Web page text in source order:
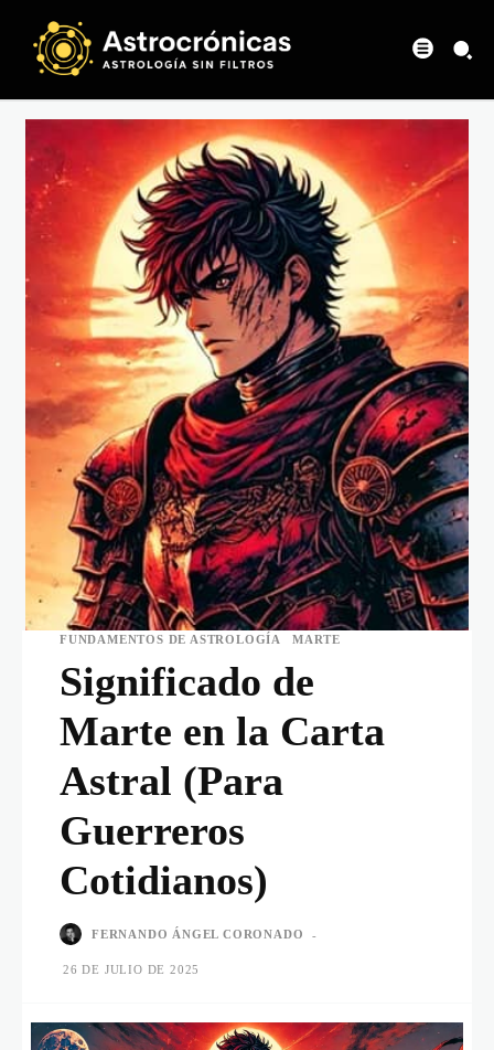
FUNDAMENTOS DE ASTROLOGÍA MARTE
Significado de
Marte en la Carta
Astral (Para
Guerreros
Cotidianos)
FERNANDO ÁNGEL CORONADO -
26 DE JULIO DE 2025